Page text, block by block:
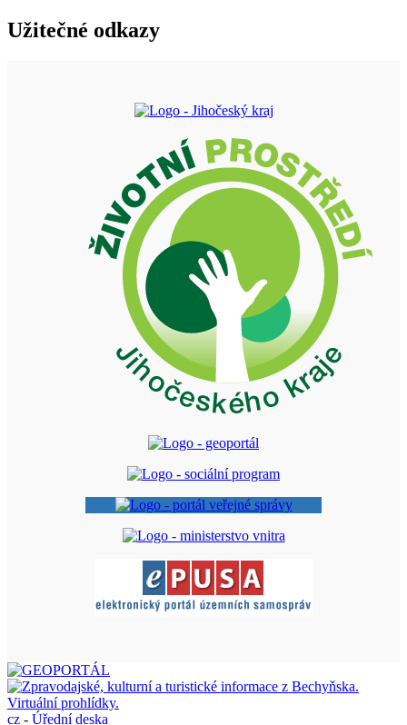
Užitečné odkazy
cz - Úřední deska